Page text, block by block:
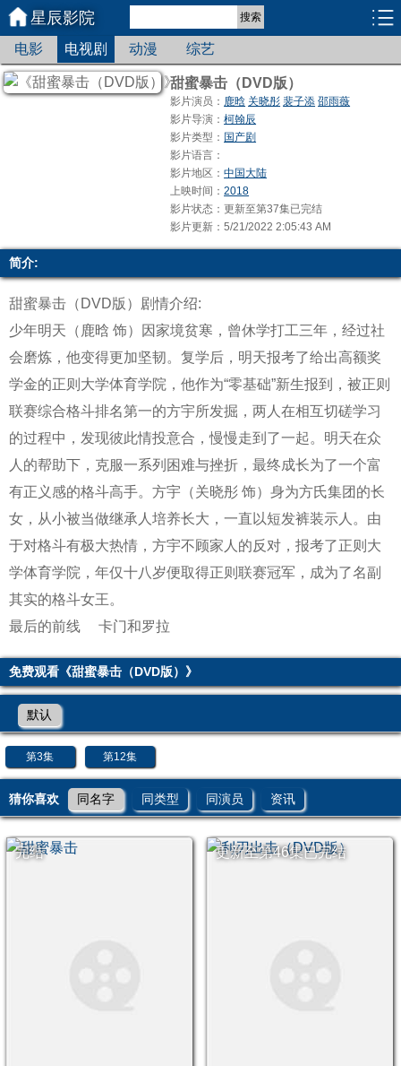
星辰影院 搜索
电影 电视剧 动漫 综艺
甜蜜暴击（DVD版）
影片演员： 鹿晗 关晓彤 裴子添 邵雨薇
影片导演：柯翰辰
影片类型： 国产剧
影片语言：
影片地区：中国大陆
上映时间：2018
影片状态：更新至第37集已完结
影片更新：5/21/2022 2:05:43 AM
简介:
甜蜜暴击（DVD版）剧情介绍:
少年明天（鹿晗 饰）因家境贫寒，曾休学打工三年，经过社
会磨炼，他变得更加坚韧。复学后，明天报考了给出高额奖
学金的正则大学体育学院，他作为“零基础”新生报到，被正则
联赛综合格斗排名第一的方宇所发掘，两人在相互切磋学习
的过程中，发现彼此情投意合，慢慢走到了一起。明天在众
人的帮助下，克服一系列困难与挫折，最终成长为了一个富
有正义感的格斗高手。方宇（关晓彤 饰）身为方氏集团的长
女，从小被当做继承人培养长大，一直以短发裤装示人。由
于对格斗有极大热情，方宇不顾家人的反对，报考了正则大
学体育学院，年仅十八岁便取得正则联赛冠军，成为了名副
其实的格斗女王。
最后的前线
卡门和罗拉
免费观看《甜蜜暴击（DVD版）》
默认
第3集 第12集
猜你喜欢 同名字 同类型 同演员 资讯
完结 更新至第46集已完结